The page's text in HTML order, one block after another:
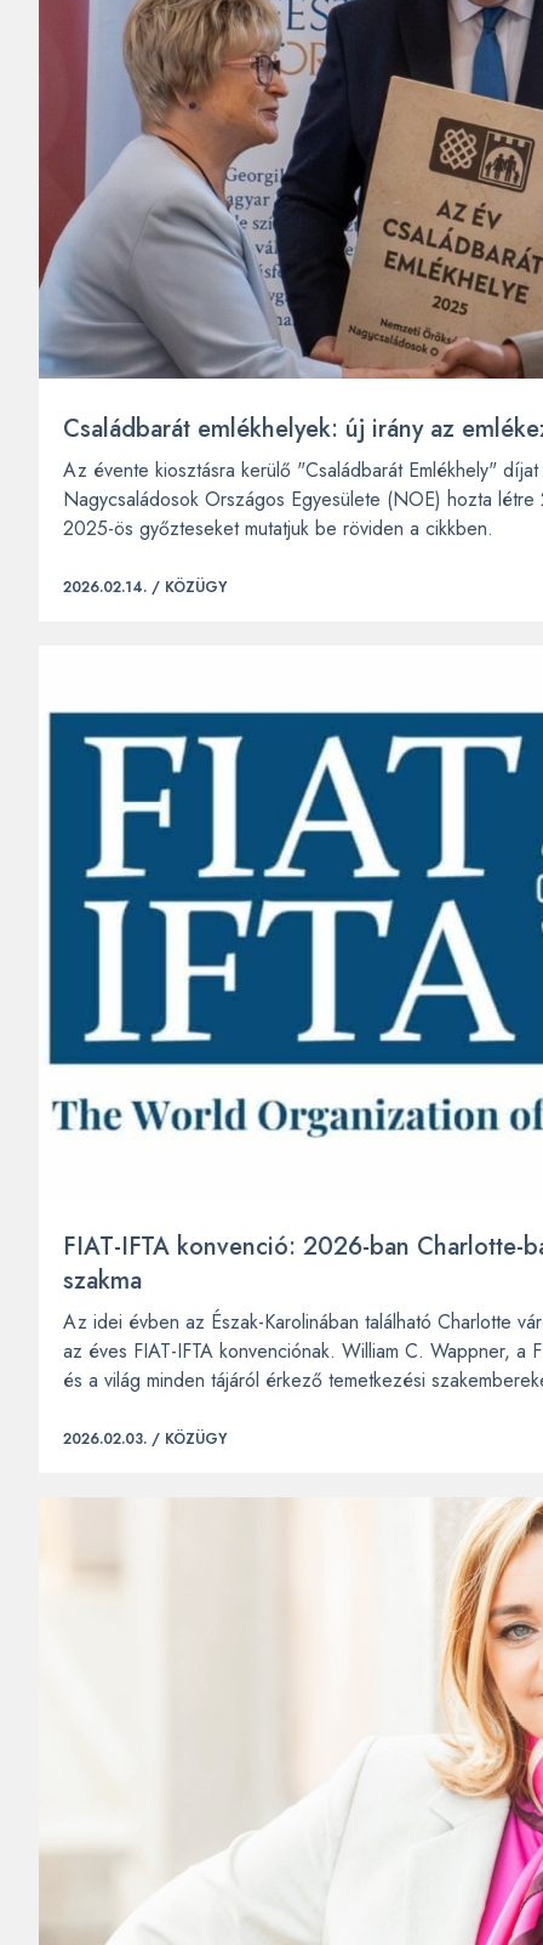
Családbarát emlékhelyek: új irány az
Az évente kiosztásra kerülő "Családbarát Emlékhely"
Nagycsaládosok Országos Egyesülete (NOE) hozta
2025-ös győzteseket mutatjuk be röviden a cikkben.
2026.02.14. / KÖZÜGY
FIAT-IFTA konvenció: 2026-ban Charlotte-
szakma
Az idei évben az Észak-Karolinában található Charlotte
az éves FIAT-IFTA konvenciónak. William C. Wappner, a
és a világ minden tájáról érkező temetkezési
2026.02.03. / KÖZÜGY